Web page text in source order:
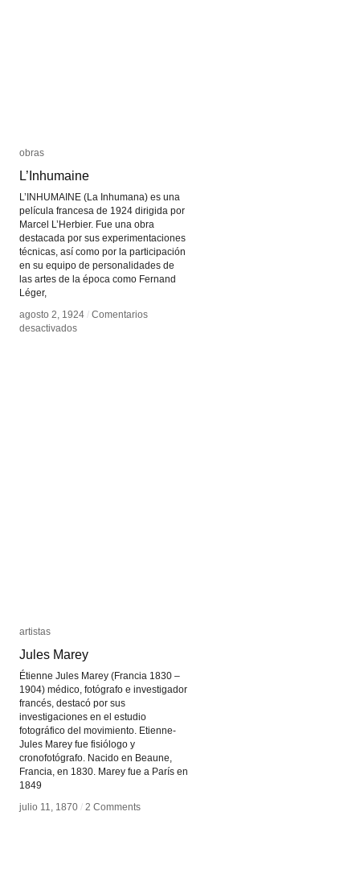
obras
L’Inhumaine
L’INHUMAINE (La Inhumana) es una
película francesa de 1924 dirigida por
Marcel L’Herbier. Fue una obra
destacada por sus experimentaciones
técnicas, así como por la participación
en su equipo de personalidades de
las artes de la época como Fernand
Léger,
agosto 2, 1924 / Comentarios
desactivadosen
obras
L’Inhumaine
agosto 2, 1924 / Comentarios
desactivadosen
artistas
Jules Marey
Étienne Jules Marey (Francia 1830 –
1904) médico, fotógrafo e investigador
francés, destacó por sus
investigaciones en el estudio
fotográfico del movimiento. Etienne-
Jules Marey fue fisiólogo y
cronofotógrafo. Nacido en Beaune,
Francia, en 1830. Marey fue a París en
1849
julio 11, 1870 / 2 Comments
artistas
Jules Marey
julio 11, 1870 / 2 Comments